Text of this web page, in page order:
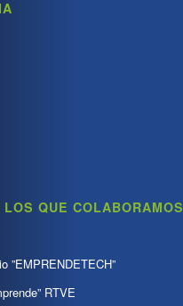
LOS QUE COLABORAMOS
”EMPRENDETECH”
RTVE